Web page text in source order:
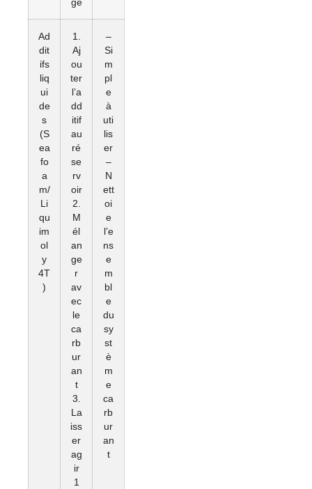
ge
Ad
dit
ifs
liq
ui
de
s
(S
ea
fo
a
m/
Li
qu
im
ol
y
4T
)
1.
Aj
ou
ter
l’a
dd
itif
au
ré
se
rv
oir
2.
M
él
an
ge
r
av
ec
le
ca
rb
ur
an
t
3.
La
iss
er
ag
ir
1
–
Si
m
pl
e
à
uti
lis
er
–
N
ett
oi
e
l’e
ns
e
m
bl
e
du
sy
st
è
m
e
ca
rb
ur
an
t